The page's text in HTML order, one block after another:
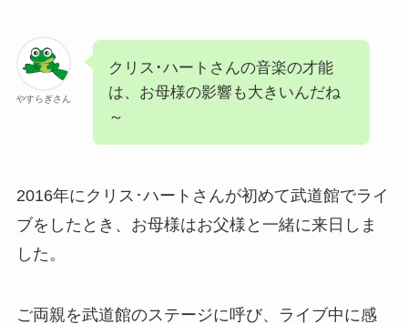
やすらぎさん
クリス･ハートさんの音楽の才能
は、お母様の影響も大きいんだね
～
2016年にクリス･ハートさんが初めて武道館でライ
ブをしたとき、お母様はお父様と一緒に来日しま
した。
ご両親を武道館のステージに呼び、ライブ中に感